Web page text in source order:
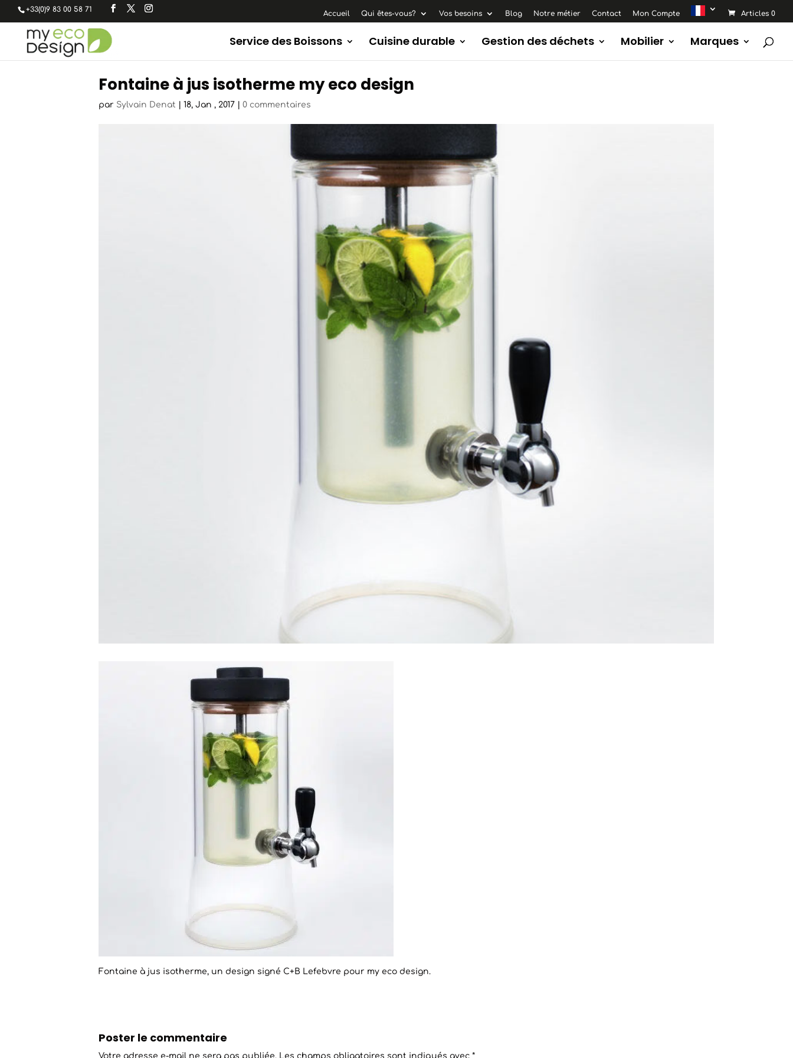
+33(0)9 83 00 58 71 Accueil Qui êtes-vous? Vos besoins Blog Notre métier Contact Mon Compte Articles 0
Service des Boissons Cuisine durable Gestion des déchets Mobilier Marques
Fontaine à jus isotherme my eco design
par Sylvain Denat 18, Jan , 2017 0 commentaires
Fontaine à jus isotherme, un design signé C+B Lefebvre pour my eco design.
Poster le commentaire
Votre adresse e-mail ne sera pas publiée. Les champs obligatoires sont indiqués avec *